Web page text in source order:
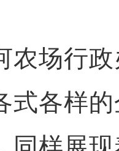
场行政
式各样